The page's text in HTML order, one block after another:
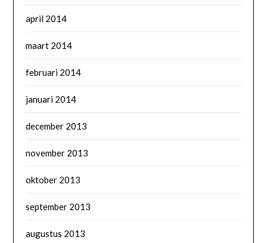
april 2014
maart 2014
februari 2014
januari 2014
december 2013
november 2013
oktober 2013
september 2013
augustus 2013